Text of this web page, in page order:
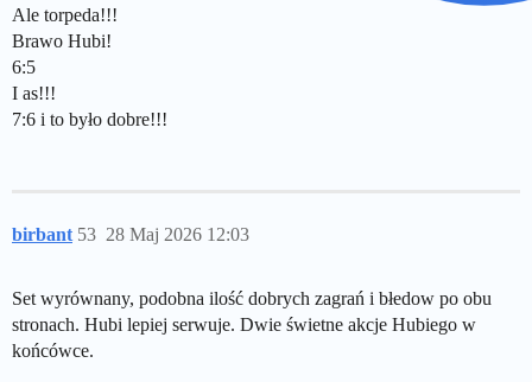
Ale torpeda!!!
Brawo Hubi!
6:5
I as!!!
7:6 i to było dobre!!!
birbant 28 Maj 2026 12:03
53
Set wyrównany, podobna ilość dobrych zagrań i błedow po obu
stronach. Hubi lepiej serwuje. Dwie świetne akcje Hubiego w
końcówce.